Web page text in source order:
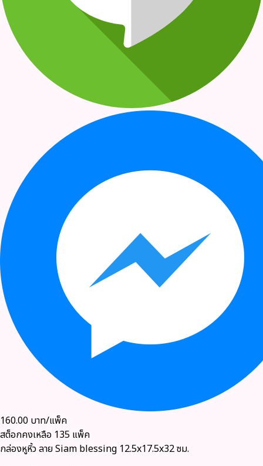
160.00 บาท/แพ็ค
สต็อกคงเหลือ 135 แพ็ค
กล่องหูหิ้ว ลาย Siam blessing 12.5x17.5x32 ซม.